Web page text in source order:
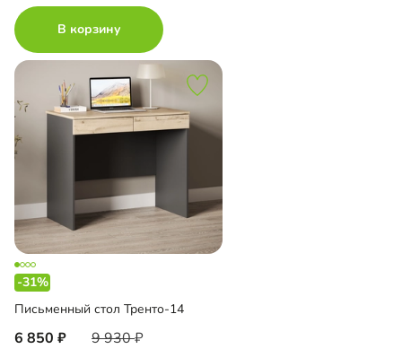
В корзину
-31%
Письменный стол Тренто-14
6 850 9 930